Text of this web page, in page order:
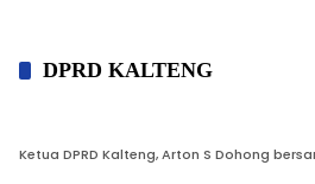
DPRD KALTENG
Ketua DPRD Kalteng, Arton S Dohong